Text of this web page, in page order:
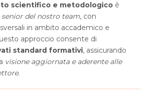
scientifico e metodologico è
del nostro team, con
in ambito accademico e
approccio consente di
standard formativi, assicurando
visione aggiornata e aderente alle
.